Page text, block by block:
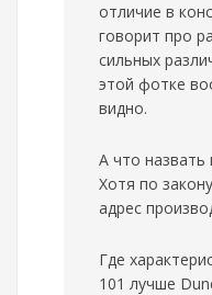
отличие в
говорит про
сильных
этой фотке
видно.
А что назвать
Хотя по
адрес
Где
101 лучше